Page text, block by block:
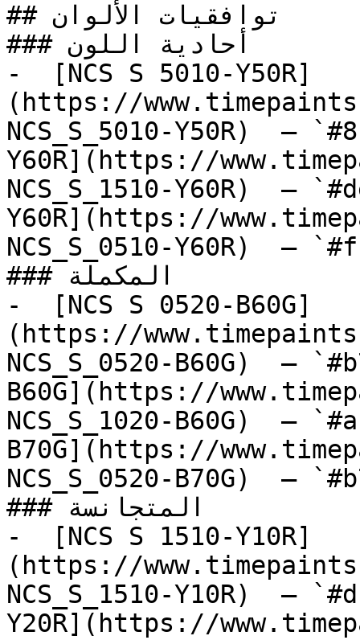
## توافقيات الألوان
### أحادية اللون
-  [NCS S 5010-Y50R]
(https://
NCS_S_5010-Y50R)  —
Y60R](https://
NCS_S_1510-Y60R)  —
Y60R](https://
NCS_S_0510-Y60R)  —
### المكملة
-  [NCS S 0520-B60G]
(https://
NCS_S_0520-B60G)  —
B60G](https://
NCS_S_1020-B60G)  —
B70G](https://
NCS_S_0520-B70G)  —
### المتجانسة
-  [NCS S 1510-Y10R]
(https://
NCS_S_1510-Y10R)  —
Y20R](https://